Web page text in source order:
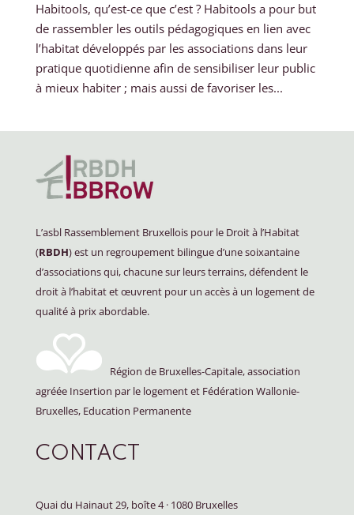
Habitools, qu’est-ce que c’est ? Habitools a pour but
de rassembler les outils pédagogiques en lien avec
l’habitat développés par les associations dans leur
pratique quotidienne afin de sensibiliser leur public
à mieux habiter ; mais aussi de favoriser les...
L’asbl Rassemblement Bruxellois pour le Droit à l’Habitat
(RBDH) est un regroupement bilingue d’une soixantaine
d’associations qui, chacune sur leurs terrains, défendent le
droit à l’habitat et œuvrent pour un accès à un logement de
qualité à prix abordable.
Région de Bruxelles-Capitale, association
agréée Insertion par le logement et Fédération Wallonie-
Bruxelles, Education Permanente
CONTACT
Quai du Hainaut 29, boîte 4·1080 Bruxelles